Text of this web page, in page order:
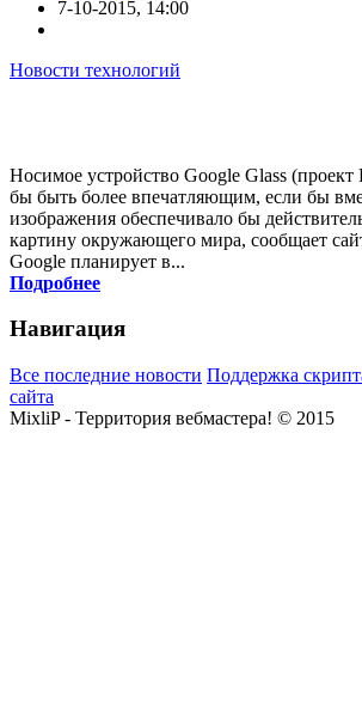
7-10-2015, 14:00
Новости технологий
Носимое устройство Google Glass (проект
бы быть более впечатляющим, если бы
изображения обеспечивало бы
картину окружающего мира, сообщает
Google планирует в...
Подробнее
Навигация
Все последние новости Поддержка
сайта
MixliP - Территория вебмастера! © 2015